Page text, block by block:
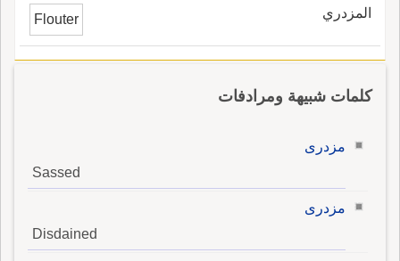
المزدري Flouter
كلمات شبيهة ومرادفات
مزدرى
Sassed
مزدرى
Disdained